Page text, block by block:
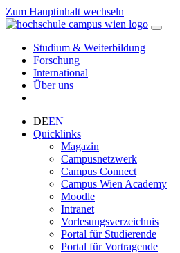
Zum Hauptinhalt wechseln
Studium & Weiterbildung
Forschung
International
Über uns
DEEN
Quicklinks
Magazin
Campusnetzwerk
Campus Connect
Campus Wien Academy
Moodle
Intranet
Vorlesungsverzeichnis
Portal für Studierende
Portal für Vortragende